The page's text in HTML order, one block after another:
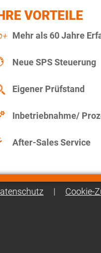
VORTEILE
Mehr als 60 Jahre
Neue SPS Steuerung
Eigener Prüfstand
Inbetriebnahme/
After-Sales Service
| Cookie-